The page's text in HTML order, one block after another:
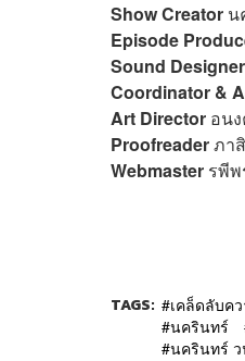
Show Creator น
Episode
Sound
Coordinator &
Art Director อน
Proofreaderภา
Webmaster รพี
TAGS: เคล็ดลับค
นครินทร์
นครินทร์ ว